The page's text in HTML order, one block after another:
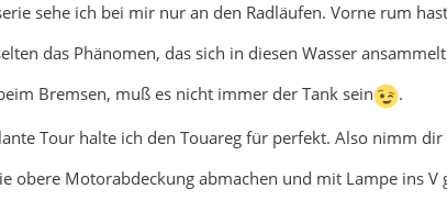
sehe ich bei mir nur an den Radläufen. Vorne rum
das Phänomen, das sich in diesen Wasser
Bremsen, muß es nicht immer der Tank sein
.
Tour halte ich den Touareg für perfekt. Also nimm
obere Motorabdeckung abmachen und mit Lampe ins V